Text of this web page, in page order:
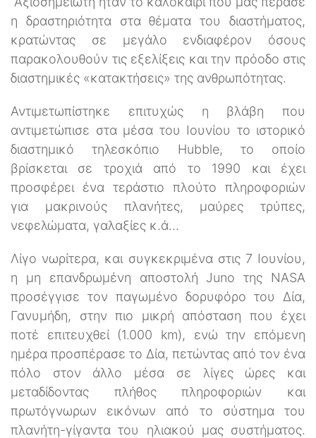
η δραστηριότητα στα θέματα του διαστήματος,
κρατώντας σε μεγάλο ενδιαφέρον όσους
παρακολουθούν τις εξελίξεις και την πρόοδο στις
διαστημικές «κατακτήσεις» της ανθρωπότητας.
Αντιμετωπίστηκε επιτυχώς η βλάβη που
αντιμετώπισε στα μέσα του Ιουνίου το ιστορικό
διαστημικό τηλεσκόπιο Hubble, το οποίο
βρίσκεται σε τροχιά από το 1990 και έχει
προσφέρει ένα τεράστιο πλούτο πληροφοριών
για μακρινούς πλανήτες, μαύρες τρύπες,
νεφελώματα, γαλαξίες κ.ά…
Λίγο νωρίτερα, και συγκεκριμένα στις 7 Ιουνίου,
η μη επανδρωμένη αποστολή Juno της NASA
προσέγγισε τον παγωμένο δορυφόρο του Δία,
Γανυμήδη, στην πιο μικρή απόσταση που έχει
ποτέ επιτευχθεί (1.000 km), ενώ την επόμενη
ημέρα προσπέρασε το Δία, πετώντας από τον ένα
πόλο στον άλλο μέσα σε λίγες ώρες και
μεταδίδοντας πλήθος πληροφοριών και
πρωτόγνωρων εικόνων από το σύστημα του
πλανήτη-γίγαντα του ηλιακού μας συστήματος.